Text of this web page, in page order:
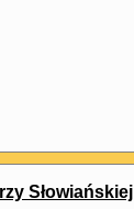
Słowiańskiej